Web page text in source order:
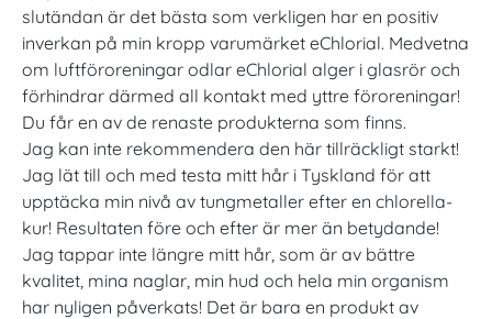
slutändan är det bästa som verkligen har en positiv
inverkan på min kropp varumärket eChlorial. Medvetna
om luftföroreningar odlar eChlorial alger i glasrör och
förhindrar därmed all kontakt med yttre föroreningar!
Du får en av de renaste produkterna som finns.
Jag kan inte rekommendera den här tillräckligt starkt!
Jag lät till och med testa mitt hår i Tyskland för att
upptäcka min nivå av tungmetaller efter en chlorella-
kur! Resultaten före och efter är mer än betydande!
Jag tappar inte längre mitt hår, som är av bättre
kvalitet, mina naglar, min hud och hela min organism
har nyligen påverkats! Det är bara en produkt av